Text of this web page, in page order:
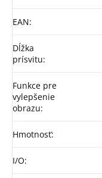
EAN:
Dĺžka
prísvitu:
Funkce pre
vylepšenie
obrazu:
Hmotnosť:
I/O: